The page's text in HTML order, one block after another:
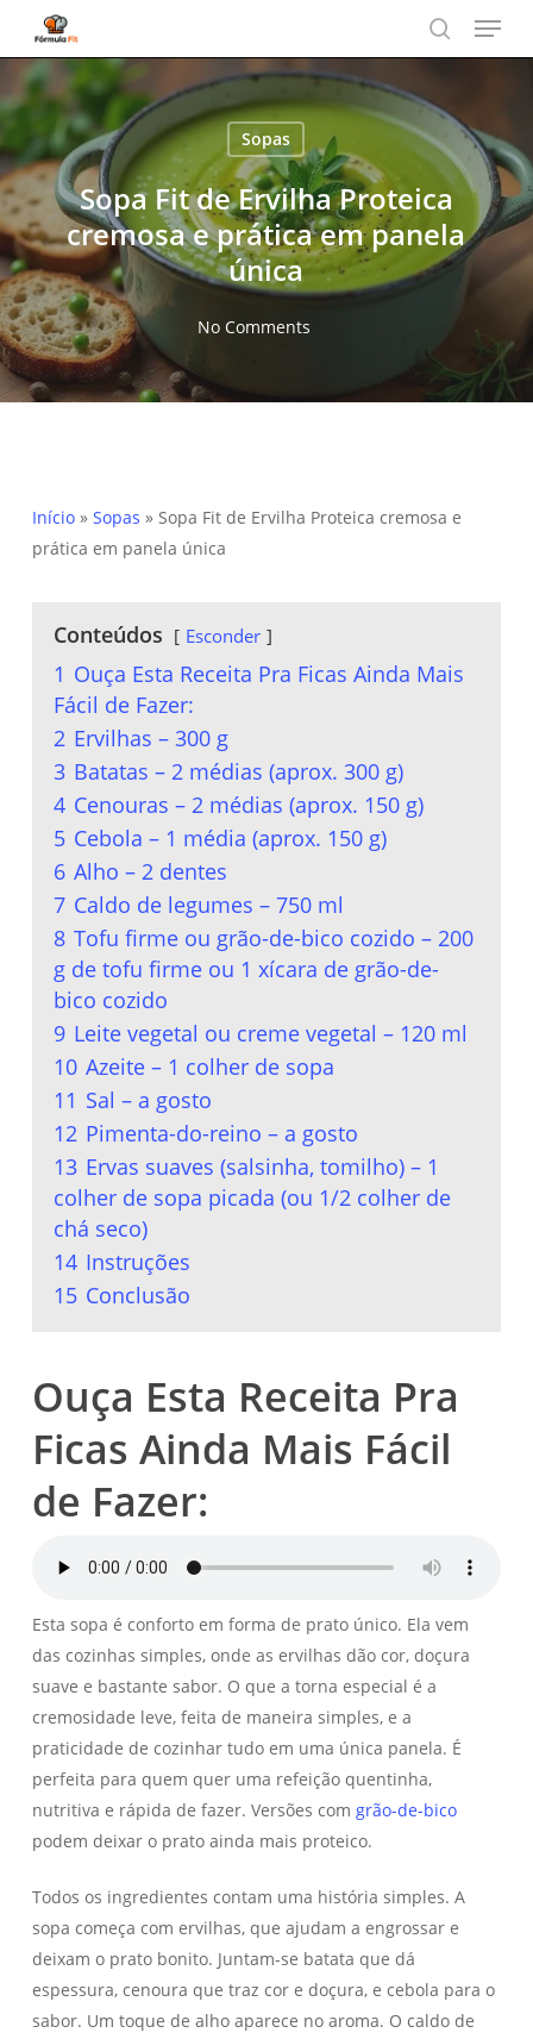
main
content
search
Menu
Sopas
Sopa Fit de Ervilha Proteica
cremosa e prática em panela
única
No Comments
Início» Sopas » Sopa Fit de Ervilha Proteica cremosa e
prática em panela única
Conteúdos Esconder
1 Ouça Esta Receita Pra Ficas Ainda Mais
Fácil de Fazer:
2 Ervilhas – 300 g
3 Batatas – 2 médias (aprox. 300 g)
4 Cenouras – 2 médias (aprox. 150 g)
5 Cebola – 1 média (aprox. 150 g)
6 Alho – 2 dentes
7 Caldo de legumes – 750 ml
8 Tofu firme ou grão-de-bico cozido – 200
g de tofu firme ou 1 xícara de grão-de-
bico cozido
9 Leite vegetal ou creme vegetal – 120 ml
10 Azeite – 1 colher de sopa
11 Sal – a gosto
12 Pimenta-do-reino – a gosto
13 Ervas suaves (salsinha, tomilho) – 1
colher de sopa picada (ou 1/2 colher de
chá seco)
14 Instruções
15 Conclusão
Ouça Esta Receita Pra
Ficas Ainda Mais Fácil
de Fazer:
Esta sopa é conforto em forma de prato único. Ela vem
das cozinhas simples, onde as ervilhas dão cor, doçura
suave e bastante sabor. O que a torna especial é a
cremosidade leve, feita de maneira simples, e a
praticidade de cozinhar tudo em uma única panela. É
perfeita para quem quer uma refeição quentinha,
nutritiva e rápida de fazer. Versões com grão-de-bico
podem deixar o prato ainda mais proteico.
Todos os ingredientes contam uma história simples. A
sopa começa com ervilhas, que ajudam a engrossar e
deixam o prato bonito. Juntam-se batata que dá
espessura, cenoura que traz cor e doçura, e cebola para o
sabor. Um toque de alho aparece no aroma. O caldo de